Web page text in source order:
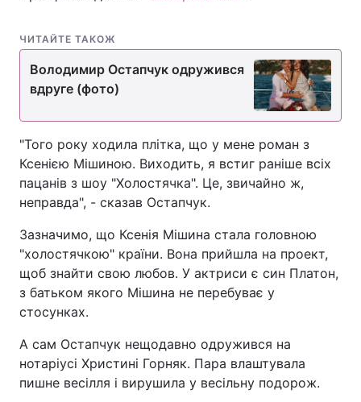
ЧИТАЙТЕ ТАКОЖ
Володимир Остапчук одружився
вдруге (фото)
"Того року ходила плітка, що у мене роман з
Ксенією Мішиною. Виходить, я встиг раніше всіх
пацанів з шоу "Холостячка". Це, звичайно ж,
неправда", - сказав Остапчук.
Зазначимо, що Ксенія Мішина стала головною
"холостячкою" країни. Вона прийшла на проект,
щоб знайти свою любов. У актриси є син Платон,
з батьком якого Мішина не перебуває у
стосунках.
А сам Остапчук нещодавно одружився на
нотаріусі Христині Горняк. Пара влаштувала
пишне весілля і вирушила у весільну подорож.